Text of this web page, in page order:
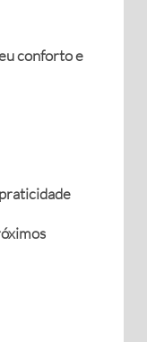
conforto e